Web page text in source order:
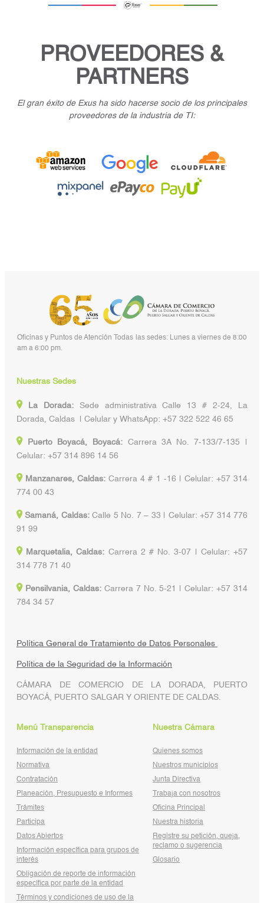
PROVEEDORES &
PARTNERS
El gran éxito de Exus ha sido hacerse socio de los principales
proveedores de la industria de TI:
Oficinas y Puntos de Atención Todas las sedes: Lunes a viernes de 8:00
am a 6:00 pm.
Nuestras Sedes
La Dorada:Sede administrativa Calle 13 # 2-24, La
Dorada, Caldas | Celular y WhatsApp: +57 322 522 46 65
Puerto Boyacá, Boyacá:Carrera 3A No. 7-133/7-135 |
Celular: +57 314 896 14 56
Manzanares, Caldas: Carrera 4 # 1 -16 | Celular: +57 314
774 00 43
Samaná, Caldas:Calle 5 No. 7 – 33 | Celular: +57 314 776
91 99
Marquetalia, Caldas: Carrera 2 # No. 3-07 | Celular: +57
314 778 71 40
Pensilvania, Caldas:Carrera 7 No. 5-21 | Celular: +57 314
784 34 57
Política General de Tratamiento de Datos Personales
Política de la Seguridad de la Información
CÁMARA DE COMERCIO DE LA DORADA, PUERTO
BOYACÁ, PUERTO SALGAR Y ORIENTE DE CALDAS.
Menú Transparencia
Información de la entidad
Normativa
Contratación
Planeación, Presupuesto e Informes
Trámites
Participa
Datos Abiertos
Información específica para grupos de
interés
Obligación de reporte de información
específica por parte de la entidad
Términos y condiciones de uso de la
Nuestra Cámara
Quienes somos
Nuestros municipios
Junta Directiva
Trabaja con nosotros
Oficina Principal
Nuestra historia
Registre su petición, queja,
reclamo o sugerencia
Glosario